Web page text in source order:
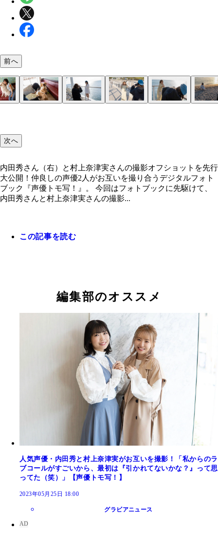
前へ
次へ
内田秀さん（右）と村上奈津実さんの撮影オフショットを先行
大公開！仲良しの声優2人がお互いを撮り合うデジタルフォト
ブック『声優トモ写！』。 今回はフォトブックに先駆けて、
内田秀さんと村上奈津実さんの撮影...
この記事を読む
編集部のオススメ
人気声優・内田秀と村上奈津実がお互いを撮影！「私からのラ
ブコールがすごいから、最初は『引かれてないかな？』って思
ってた（笑）」【声優トモ写！】
2023年05月25日 18:00
グラビアニュース